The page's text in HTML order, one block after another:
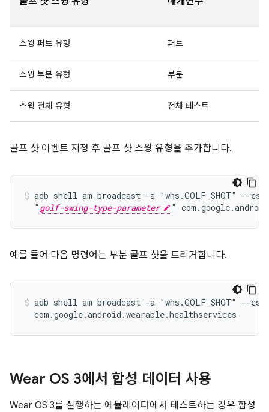
스윙 퍼트 유형 퍼트
스윙 부분 유형 부분
스윙 전체 유형 전체 테스트
골프 샷 이벤트 지정 후 골프 샷 스윙 유형을 추가합니다.
adb shell am broadcast -a "whs.GOLF_SHOT" --es
  "
golf-swing-type-parameter
예를 들어 다음 명령어는 부분 골프 샷을 트리거합니다.
adb shell am broadcast -a "whs.GOLF_SHOT" --
Wear OS 3에서 합성 데이터 사용
Wear OS 3를 실행하는 에뮬레이터에서 테스트하는 경우 합성